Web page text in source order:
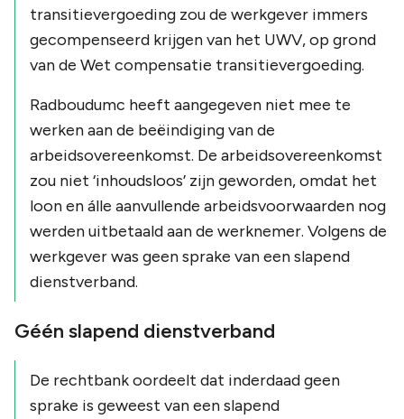
transitievergoeding zou de werkgever immers
gecompenseerd krijgen van het UWV, op grond
van de Wet compensatie transitievergoeding.
Radboudumc heeft aangegeven niet mee te
werken aan de beëindiging van de
arbeidsovereenkomst. De arbeidsovereenkomst
zou niet ‘inhoudsloos’ zijn geworden, omdat het
loon en álle aanvullende arbeidsvoorwaarden nog
werden uitbetaald aan de werknemer. Volgens de
werkgever was geen sprake van een slapend
dienstverband.
Géén slapend dienstverband
De rechtbank oordeelt dat inderdaad geen
sprake is geweest van een slapend